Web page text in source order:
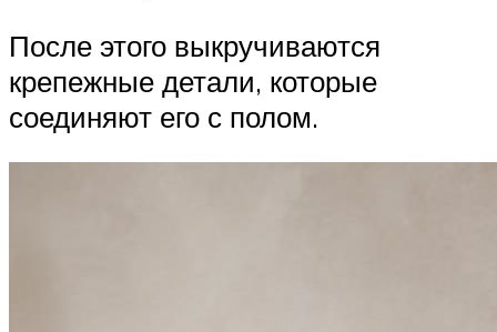
После этого выкручиваются
крепежные детали, которые
соединяют его с полом.